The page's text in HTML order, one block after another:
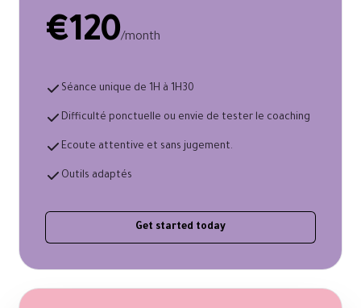
€120/month
Séance unique de 1H à 1H30
Difficulté ponctuelle ou envie de tester le coaching
Ecoute attentive et sans jugement.
Outils adaptés
Get started today